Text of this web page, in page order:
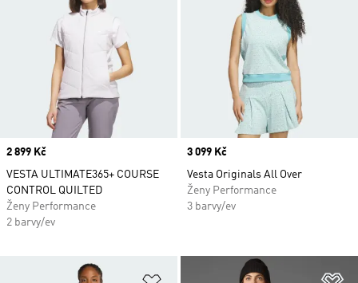
Price
2 899 Kč
VESTA ULTIMATE365+ COURSE
CONTROL QUILTED
Ženy Performance
2 barvy/ev
Price
3 099 Kč
Vesta Originals All Over
Ženy Performance
3 barvy/ev
Přidat do seznamu přání